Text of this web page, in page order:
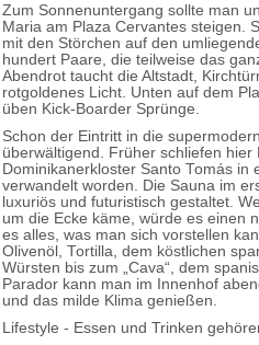
Zum Sonnenuntergang sollte man
Maria am Plaza Cervantes steigen.
mit den Störchen auf den
hundert Paare, die teilweise das
Abendrot taucht die Altstadt,
rotgoldenes Licht. Unten auf dem
üben Kick-Boarder Sprünge.
Schon der Eintritt in die
überwältigend. Früher schliefen
Dominikanerkloster Santo Tomás in
verwandelt worden. Die Sauna im
luxuriös und futuristisch gestaltet.
um die Ecke käme, würde es einen
es alles, was man sich vorstellen
Olivenöl, Tortilla, dem köstlichen
Würsten bis zum „Cava“, dem
Parador kann man im Innenhof
und das milde Klima genießen.
Lifestyle - Essen und Trinken